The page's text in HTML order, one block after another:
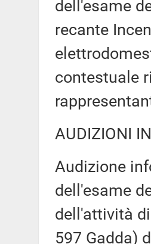
dell'esame
recante
contestuale
AUDIZIONI
Audizione
dell'esame
dell'attività
597 Gadda)